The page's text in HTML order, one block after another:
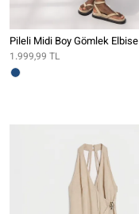
Pileli Midi Boy Gömlek Elbise
1.999,99 TL